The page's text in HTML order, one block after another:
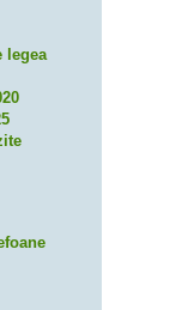
legea